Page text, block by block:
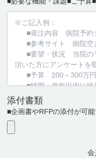
添付書類
■企画書やRFPの添付が可
会